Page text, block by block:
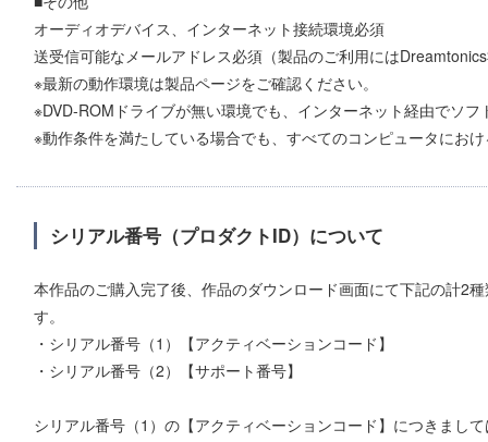
オーディオデバイス、インターネット接続環境必須
送受信可能なメールアドレス必須（製品のご利用には
※最新の動作環境は製品ページをご確認ください。
※DVD-ROMドライブが無い環境でも、インターネット経由でソ
※動作条件を満たしている場合でも、すべてのコンピュータにお
シリアル番号（プロダクトID）について
本作品のご購入完了後、作品のダウンロード画面にて下記の計2
す。
・シリアル番号（1）【アクティベーションコード】
・シリアル番号（2）【サポート番号】
シリアル番号（1）の【アクティベーションコード】につきまし